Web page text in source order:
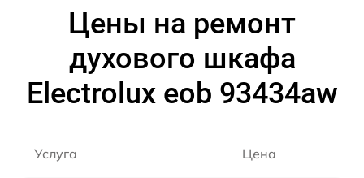
Цены на ремонт
духового шкафа
Electrolux eob 93434aw
Услуга Цена